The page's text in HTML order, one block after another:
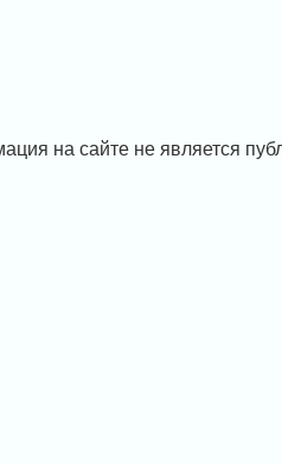
на сайте не является